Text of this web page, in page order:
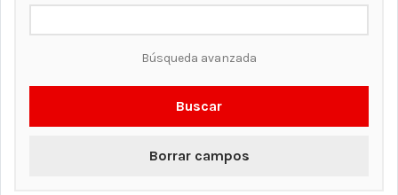
Búsqueda avanzada
Buscar
Borrar campos